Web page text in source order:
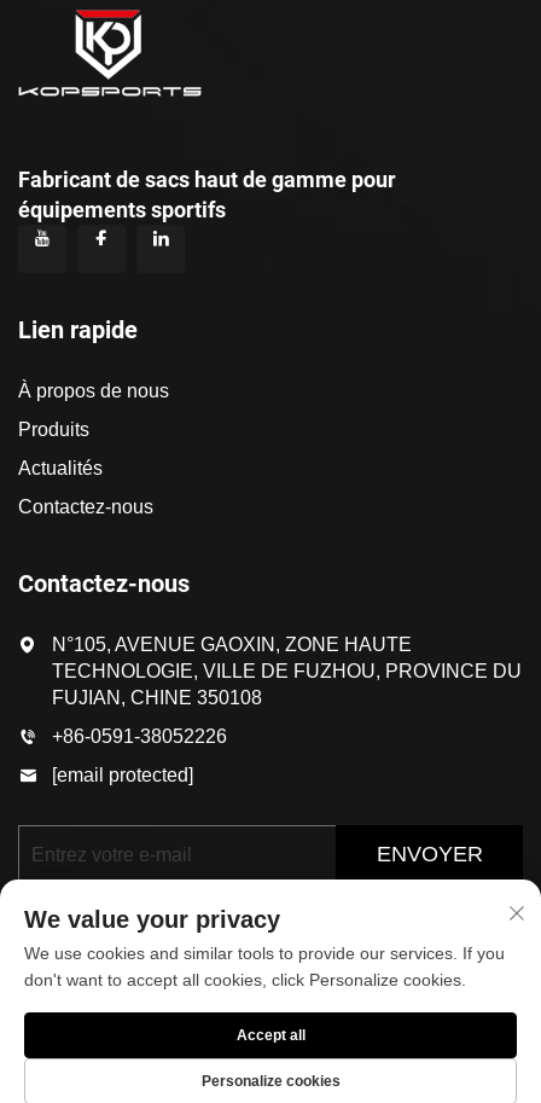
Fabricant de sacs haut de gamme pour
équipements sportifs
Lien rapide
À propos de nous
Produits
Actualités
Contactez-nous
Contactez-nous
N°105, AVENUE GAOXIN, ZONE HAUTE
TECHNOLOGIE, VILLE DE FUZHOU, PROVINCE DU
FUJIAN, CHINE 350108
+86-0591-38052226
[email protected]
ENVOYER
Droits d'auteur © 2025 par FUJIAN KOP SPORTS
Politique de confidentialité
We value your privacy
We use cookies and similar tools to provide our services. If you
don't want to accept all cookies, click Personalize cookies.
Personalize cookies
Accept all